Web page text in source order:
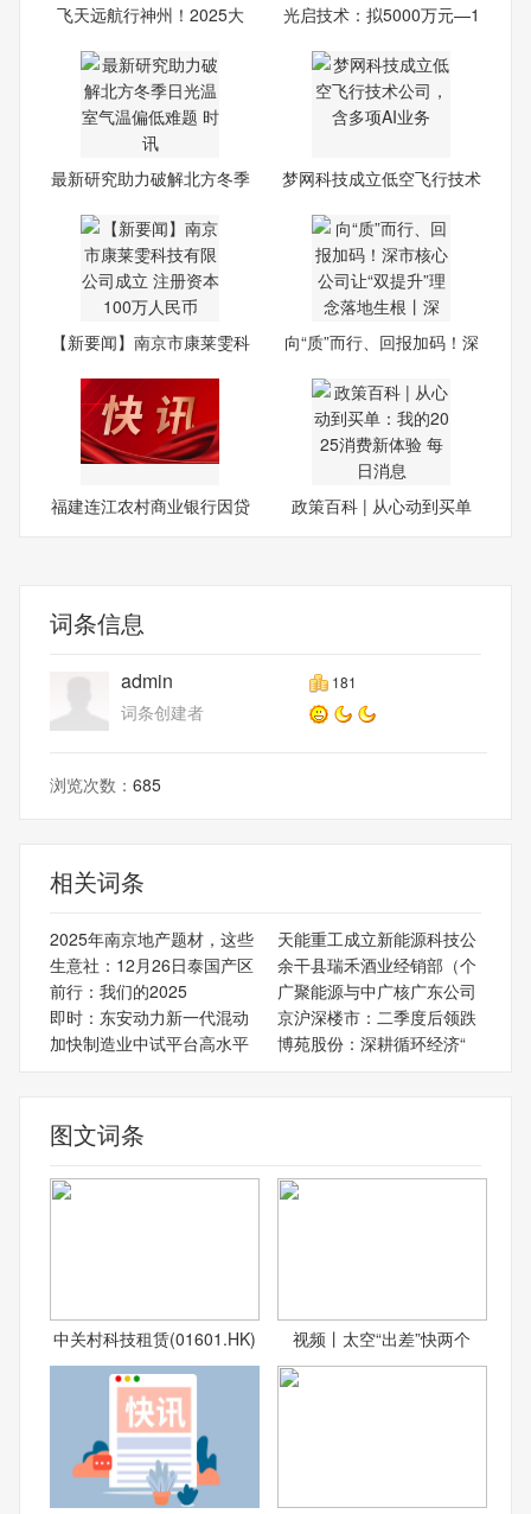
飞天远航行神州！2025大
光启技术：拟5000万元—1
最新研究助力破解北方冬季
梦网科技成立低空飞行技术
【新要闻】南京市康莱雯科
向“质”而行、回报加码！深
福建连江农村商业银行因贷
政策百科 | 从心动到买单
词条信息
admin 181
词条创建者
浏览次数： 685
相关词条
2025年南京地产题材，这些
天能重工成立新能源科技公
生意社：12月26日泰国产区
余干县瑞禾酒业经销部（个
前行：我们的2025
广聚能源与中广核广东公司
即时：东安动力新一代混动
京沪深楼市：二季度后领跌
加快制造业中试平台高水平
博苑股份：深耕循环经济“
图文词条
中关村科技租赁(01601.HK) 视频丨太空“出差”快两个